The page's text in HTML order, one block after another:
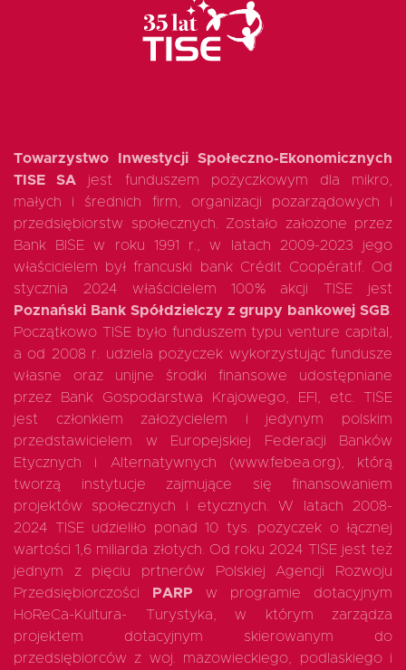
Towarzystwo Inwestycji Społeczno-Ekonomicznych
TISE SA jest funduszem pożyczkowym dla mikro,
małych i średnich firm, organizacji pozarządowych i
przedsiębiorstw społecznych. Zostało założone przez
Bank BISE w roku 1991 r., w latach 2009-2023 jego
właścicielem był francuski bank Crédit Coopératif. Od
stycznia 2024 właścicielem 100% akcji TISE jest
Poznański Bank Spółdzielczy z grupy bankowej SGB.
Początkowo TISE było funduszem typu venture capital,
a od 2008 r. udziela pożyczek wykorzystując fundusze
własne oraz unijne środki finansowe udostępniane
przez Bank Gospodarstwa Krajowego, EFI, etc. TISE
jest członkiem założycielem i jedynym polskim
przedstawicielem w Europejskiej Federacji Banków
Etycznych i Alternatywnych (www.febea.org), którą
tworzą instytucje zajmujące się finansowaniem
projektów społecznych i etycznych. W latach 2008-
2024 TISE udzieliło ponad 10 tys. pożyczek o łącznej
wartości 1,6 miliarda złotych. Od roku 2024 TISE jest też
jednym z pięciu prtnerów Polskiej Agencji Rozwoju
Przedsiębiorczości
PARP w programie dotacyjnym
HoReCa-Kultura- Turystyka, w którym zarządza
projektem dotacyjnym skierowanym do
przedsiębiorców z woj. mazowieckiego, podlaskiego i